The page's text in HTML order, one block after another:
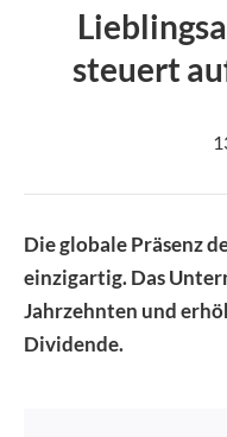
steuert
Die globale Präsenz
einzigartig. Das
Jahrzehnten und
Dividende.